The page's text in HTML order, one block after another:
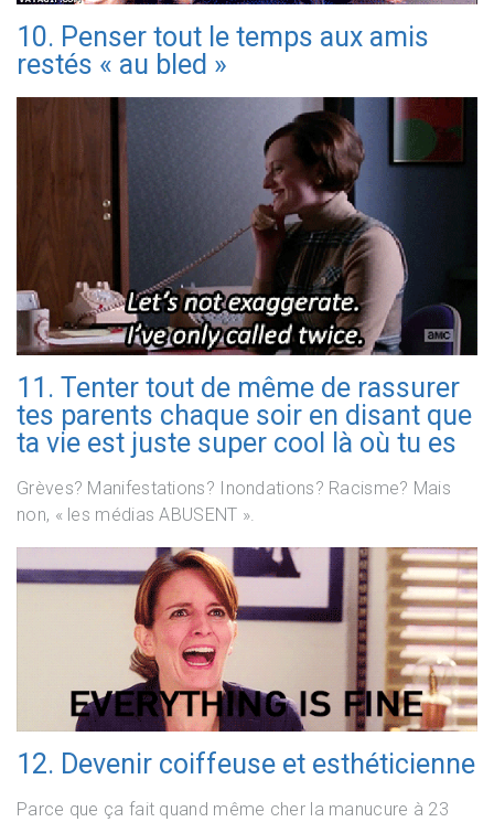
10. Penser tout le temps aux amis
restés « au bled »
11. Tenter tout de même de rassurer
tes parents chaque soir en disant que
ta vie est juste super cool là où tu es
Grèves? Manifestations? Inondations? Racisme? Mais
non, « les médias ABUSENT ».
12. Devenir coiffeuse et esthéticienne
Parce que ça fait quand même cher la manucure à 23